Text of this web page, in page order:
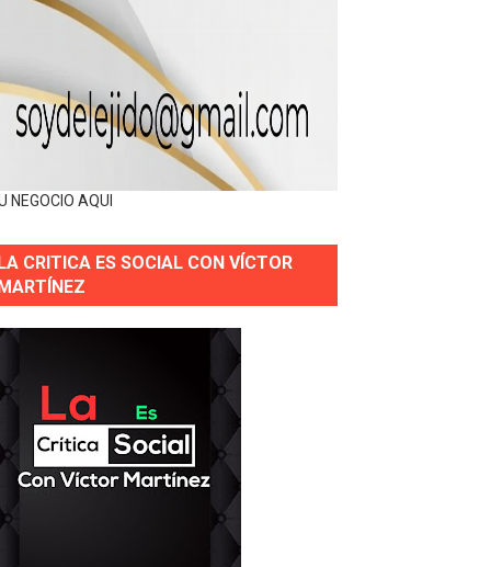
NEGOCIO AQUI
CRITICA ES SOCIAL CON VÍCTOR